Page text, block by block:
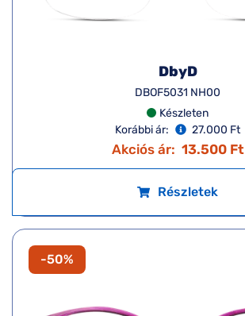
DbyD
DBOF5031 NH00
Készleten
Korábbi ár:
27.000 Ft
Akciós ár: 13.500 Ft
Részletek
-50%